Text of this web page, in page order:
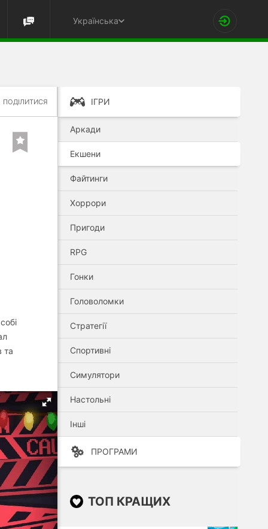
Українська
ПОДІЛИТИСЯ
та
ІГРИ
Аркади
Екшени
Файтинги
Хоррори
Пригоди
RPG
Гонки
Головоломки
Стратегії
Спортивні
Симулятори
Настольні
Інші
ПРОГРАМИ
ТОП КРАЩИХ